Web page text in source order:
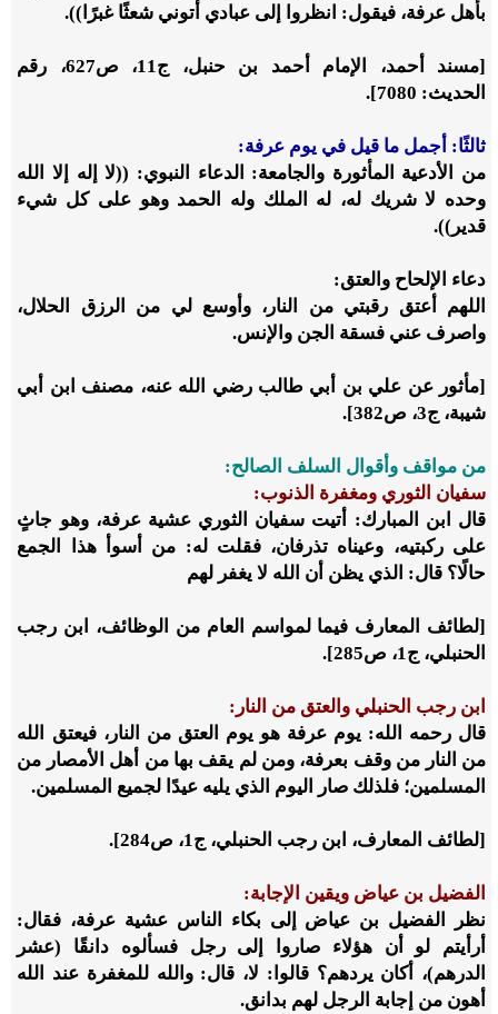
بأهل عرفة، فيقول: انظروا إلى عبادي أتوني شعثًا غبرًا)).
[مسند أحمد، الإمام أحمد بن حنبل، ج11، ص627، رقم
الحديث: 7080].
ثالثًا: أجمل ما قيل في يوم عرفة:
من الأدعية المأثورة والجامعة: الدعاء النبوي: ((لا إله إلا الله
وحده لا شريك له، له الملك وله الحمد وهو على كل شيء
قدير)).
دعاء الإلحاح والعتق:
اللهم أعتق رقبتي من النار، وأوسع لي من الرزق الحلال،
واصرف عني فسقة الجن والإنس.
[مأثور عن علي بن أبي طالب رضي الله عنه، مصنف ابن أبي
شيبة، ج3، ص382].
من مواقف وأقوال السلف الصالح:
سفيان الثوري ومغفرة الذنوب:
قال ابن المبارك: أتيت سفيان الثوري عشية عرفة، وهو جاثٍ
على ركبتيه، وعيناه تذرفان، فقلت له: من أسوأ هذا الجمع
حالًا؟ قال: الذي يظن أن الله لا يغفر لهم
[لطائف المعارف فيما لمواسم العام من الوظائف، ابن رجب
الحنبلي، ج1، ص285].
ابن رجب الحنبلي والعتق من النار:
قال رحمه الله: يوم عرفة هو يوم العتق من النار، فيعتق الله
من النار من وقف بعرفة، ومن لم يقف بها من أهل الأمصار من
المسلمين؛ فلذلك صار اليوم الذي يليه عيدًا لجميع المسلمين.
[لطائف المعارف، ابن رجب الحنبلي، ج1، ص284].
الفضيل بن عياض ويقين الإجابة:
نظر الفضيل بن عياض إلى بكاء الناس عشية عرفة، فقال:
أرأيتم لو أن هؤلاء صاروا إلى رجل فسألوه دانقًا (عشر
الدرهم)، أكان يردهم؟ قالوا: لا، قال: والله للمغفرة عند الله
أهون من إجابة الرجل لهم بدانق.